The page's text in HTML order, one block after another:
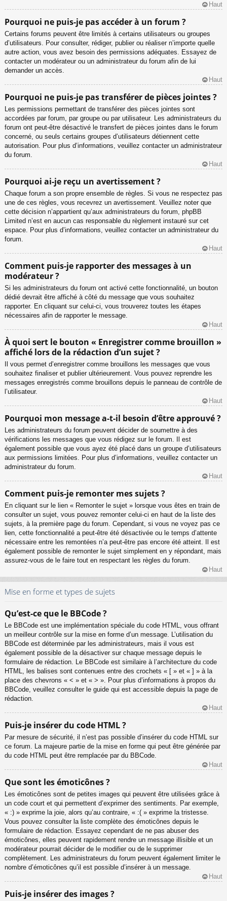
Haut
Pourquoi ne puis-je pas accéder à un forum ?
Certains forums peuvent être limités à certains utilisateurs ou groupes
d’utilisateurs. Pour consulter, rédiger, publier ou réaliser n’importe quelle
autre action, vous avez besoin des permissions adéquates. Essayez de
contacter un modérateur ou un administrateur du forum afin de lui
demander un accès.
Haut
Pourquoi ne puis-je pas transférer de pièces jointes ?
Les permissions permettant de transférer des pièces jointes sont
accordées par forum, par groupe ou par utilisateur. Les administrateurs du
forum ont peut-être désactivé le transfert de pièces jointes dans le forum
concerné, ou seuls certains groupes d’utilisateurs détiennent cette
autorisation. Pour plus d’informations, veuillez contacter un administrateur
du forum.
Haut
Pourquoi ai-je reçu un avertissement ?
Chaque forum a son propre ensemble de règles. Si vous ne respectez pas
une de ces règles, vous recevrez un avertissement. Veuillez noter que
cette décision n’appartient qu’aux administrateurs du forum, phpBB
Limited n’est en aucun cas responsable du règlement instauré sur cet
espace. Pour plus d’informations, veuillez contacter un administrateur du
forum.
Haut
Comment puis-je rapporter des messages à un
modérateur ?
Si les administrateurs du forum ont activé cette fonctionnalité, un bouton
dédié devrait être affiché à côté du message que vous souhaitez
rapporter. En cliquant sur celui-ci, vous trouverez toutes les étapes
nécessaires afin de rapporter le message.
Haut
À quoi sert le bouton « Enregistrer comme brouillon »
affiché lors de la rédaction d’un sujet ?
Il vous permet d’enregistrer comme brouillons les messages que vous
souhaitez finaliser et publier ultérieurement. Vous pouvez reprendre les
messages enregistrés comme brouillons depuis le panneau de contrôle de
l’utilisateur.
Haut
Pourquoi mon message a-t-il besoin d’être approuvé ?
Les administrateurs du forum peuvent décider de soumettre à des
vérifications les messages que vous rédigez sur le forum. Il est
également possible que vous ayez été placé dans un groupe d’utilisateurs
aux permissions limitées. Pour plus d’informations, veuillez contacter un
administrateur du forum.
Haut
Comment puis-je remonter mes sujets ?
En cliquant sur le lien « Remonter le sujet » lorsque vous êtes en train de
consulter un sujet, vous pouvez remonter celui-ci en haut de la liste des
sujets, à la première page du forum. Cependant, si vous ne voyez pas ce
lien, cette fonctionnalité a peut-être été désactivée ou le temps d’attente
nécessaire entre les remontées n’a peut-être pas encore été atteint. Il est
également possible de remonter le sujet simplement en y répondant, mais
assurez-vous de le faire tout en respectant les règles du forum.
Haut
Mise en forme et types de sujets
Qu’est-ce que le BBCode ?
Le BBCode est une implémentation spéciale du code HTML, vous offrant
un meilleur contrôle sur la mise en forme d’un message. L’utilisation du
BBCode est déterminée par les administrateurs, mais il vous est
également possible de la désactiver sur chaque message depuis le
formulaire de rédaction. Le BBCode est similaire à l’architecture du code
HTML, les balises sont contenues entre des crochets « [ » et « ] » à la
place des chevrons « < » et « > ». Pour plus d’informations à propos du
BBCode, veuillez consulter le guide qui est accessible depuis la page de
rédaction.
Haut
Puis-je insérer du code HTML ?
Par mesure de sécurité, il n’est pas possible d’insérer du code HTML sur
ce forum. La majeure partie de la mise en forme qui peut être générée par
du code HTML peut être remplacée par du BBCode.
Haut
Que sont les émoticônes ?
Les émoticônes sont de petites images qui peuvent être utilisées grâce à
un code court et qui permettent d’exprimer des sentiments. Par exemple,
« :) » exprime la joie, alors qu’au contraire, « :( » exprime la tristesse.
Vous pouvez consulter la liste complète des émoticônes depuis le
formulaire de rédaction. Essayez cependant de ne pas abuser des
émoticônes, elles peuvent rapidement rendre un message illisible et un
modérateur pourrait décider de le modifier ou de le supprimer
complètement. Les administrateurs du forum peuvent également limiter le
nombre d’émoticônes qu’il est possible d’insérer à un message.
Haut
Puis-je insérer des images ?